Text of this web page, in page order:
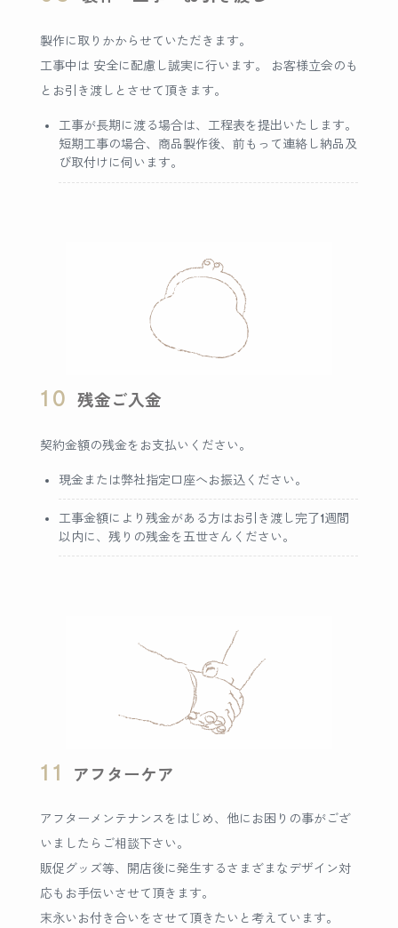
製作に取りかからせていただきます。
工事中は 安全に配慮し誠実に行います。 お客様立会のも
とお引き渡しとさせて頂きます。
工事が長期に渡る場合は、工程表を提出いたします。
短期工事の場合、商品製作後、前もって連絡し納品及
び取付けに伺います。
10 残金ご入金
契約金額の残金をお支払いください。
現金または弊社指定口座へお振込ください。
工事金額により残金がある方はお引き渡し完了1週間
以内に、残りの残金を五世さんください。
11 アフターケア
アフターメンテナンスをはじめ、他にお困りの事がござ
いましたらご相談下さい。
販促グッズ等、開店後に発生するさまざまなデザイン対
応もお手伝いさせて頂きます。
末永いお付き合いをさせて頂きたいと考えています。